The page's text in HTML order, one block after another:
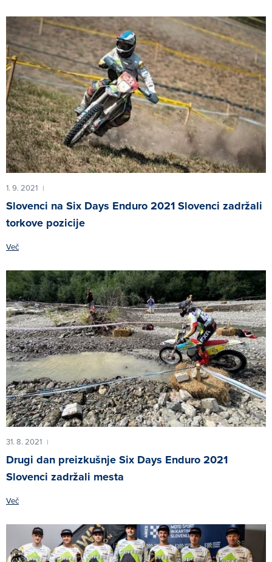
1. 9. 2021 |
Slovenci na Six Days Enduro 2021 Slovenci zadržali
torkove pozicije
Več
31. 8. 2021 |
Drugi dan preizkušnje Six Days Enduro 2021
Slovenci zadržali mesta
Več